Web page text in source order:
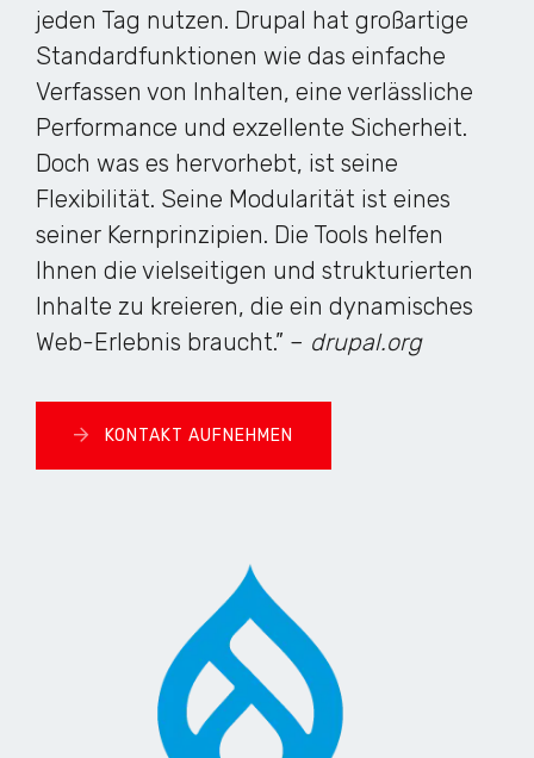
jeden Tag nutzen. Drupal hat großartige
Standardfunktionen wie das einfache
Verfassen von Inhalten, eine verlässliche
Performance und exzellente Sicherheit.
Doch was es hervorhebt, ist seine
Flexibilität. Seine Modularität ist eines
seiner Kernprinzipien. Die Tools helfen
Ihnen die vielseitigen und strukturierten
Inhalte zu kreieren, die ein dynamisches
Web-Erlebnis braucht.” – drupal.org
KONTAKT AUFNEHMEN